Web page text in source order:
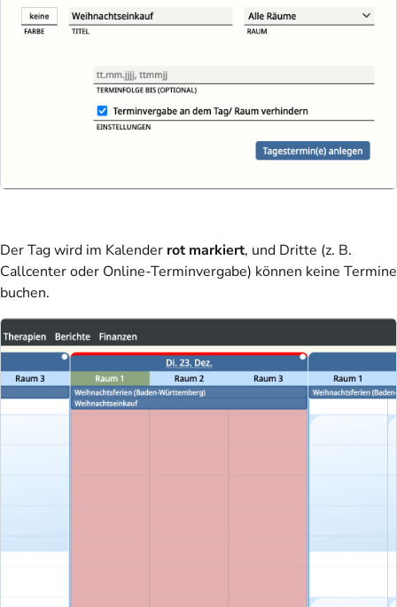
Der Tag wird im Kalender rot markiert, und Dritte (z. B.
Callcenter oder Online-Terminvergabe) können keine Termine
buchen.